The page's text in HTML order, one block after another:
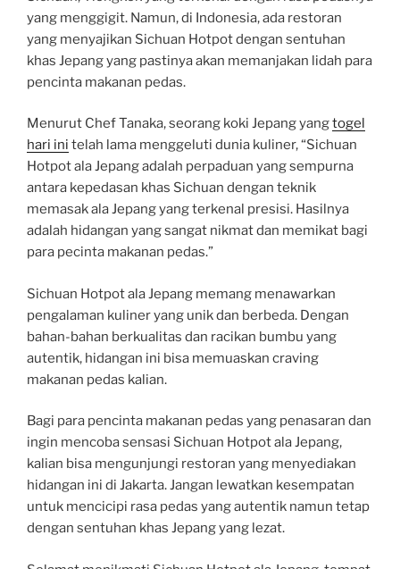
yang menggigit. Namun, di Indonesia, ada restoran
yang menyajikan Sichuan Hotpot dengan sentuhan
khas Jepang yang pastinya akan memanjakan lidah para
pencinta makanan pedas.
Menurut Chef Tanaka, seorang koki Jepang yangtogel
hari ini telah lama menggeluti dunia kuliner, “Sichuan
Hotpot ala Jepang adalah perpaduan yang sempurna
antara kepedasan khas Sichuan dengan teknik
memasak ala Jepang yang terkenal presisi. Hasilnya
adalah hidangan yang sangat nikmat dan memikat bagi
para pecinta makanan pedas.”
Sichuan Hotpot ala Jepang memang menawarkan
pengalaman kuliner yang unik dan berbeda. Dengan
bahan-bahan berkualitas dan racikan bumbu yang
autentik, hidangan ini bisa memuaskan craving
makanan pedas kalian.
Bagi para pencinta makanan pedas yang penasaran dan
ingin mencoba sensasi Sichuan Hotpot ala Jepang,
kalian bisa mengunjungi restoran yang menyediakan
hidangan ini di Jakarta. Jangan lewatkan kesempatan
untuk mencicipi rasa pedas yang autentik namun tetap
dengan sentuhan khas Jepang yang lezat.